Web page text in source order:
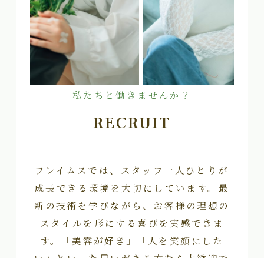
私たちと働きませんか？
RECRUIT
フレイムスでは、スタッフ一人ひとりが
成長できる環境を大切にしています。最
新の技術を学びながら、お客様の理想の
スタイルを形にする喜びを実感できま
す。「美容が好き」「人を笑顔にした